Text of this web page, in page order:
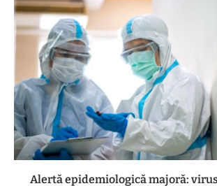
Alertă epidemiologică majoră: